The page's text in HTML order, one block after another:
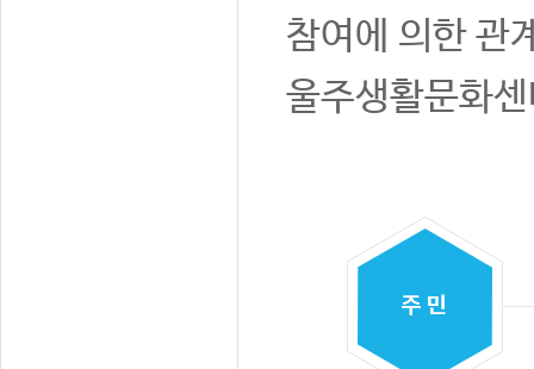
참여에 의한 관
울주생활문화